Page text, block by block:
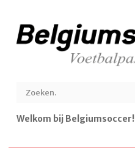
Welkom bij Belgiumsoccer!